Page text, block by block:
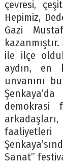
çevresi,
Hepimiz,
Gazi
ile ilçe
aydın, en
unvanını
demokrasi
Sanat”